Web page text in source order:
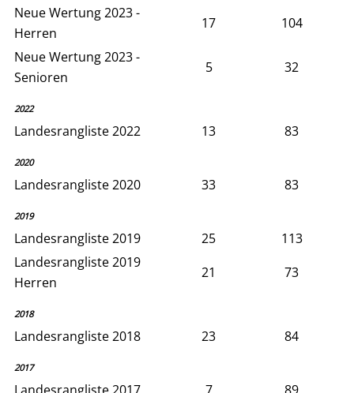
Neue Wertung 2023 -
Herren
17
104
Neue Wertung 2023 -
Senioren
5 32
2022
Landesrangliste 2022 13 83
2020
Landesrangliste 2020 33 83
2019
Landesrangliste 2019 25
113
Landesrangliste 2019
Herren
21 73
2018
Landesrangliste 2018 23 84
2017